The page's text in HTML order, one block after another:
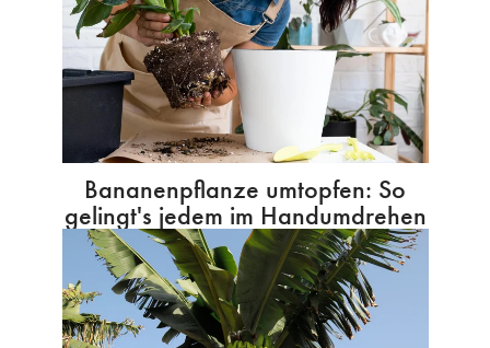
Bananenpflanze umtopfen: So
gelingt's jedem im Handumdrehen